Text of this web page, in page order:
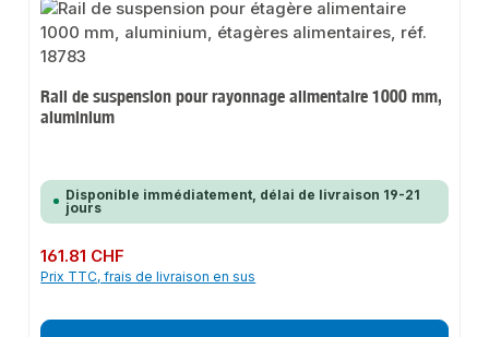
Rail de suspension pour rayonnage alimentaire 1000 mm,
aluminium
Disponible immédiatement, délai de livraison 19-21
jours
Prix régulier :
161.81 CHF
Prix TTC, frais de livraison en sus